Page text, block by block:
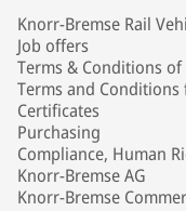
Knorr-Bremse Rail
Job offers
Terms & Conditions of
Terms and
Certificates
Purchasing
Compliance, Human
Knorr-Bremse AG
Knorr-Bremse